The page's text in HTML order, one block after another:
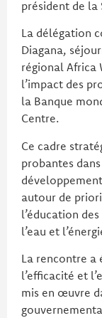
président de la
La délégation
Diagana,
régional Africa
l’impact des
la Banque
Centre.
Ce cadre
probantes
autour de
l’éducation
l’eau et
La rencontre a
l’efficacité et
mis en œuvre